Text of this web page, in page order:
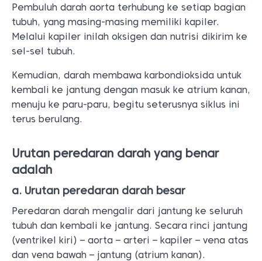
Pembuluh darah aorta terhubung ke setiap bagian
tubuh, yang masing-masing memiliki kapiler.
Melalui kapiler inilah oksigen dan nutrisi dikirim ke
sel-sel tubuh.
Kemudian, darah membawa karbondioksida untuk
kembali ke jantung dengan masuk ke atrium kanan,
menuju ke paru-paru, begitu seterusnya siklus ini
terus berulang.
Urutan peredaran darah yang benar
adalah
a. Urutan peredaran darah besar
Peredaran darah mengalir dari jantung ke seluruh
tubuh dan kembali ke jantung. Secara rinci jantung
(ventrikel kiri) – aorta – arteri – kapiler – vena atas
dan vena bawah – jantung (atrium kanan).